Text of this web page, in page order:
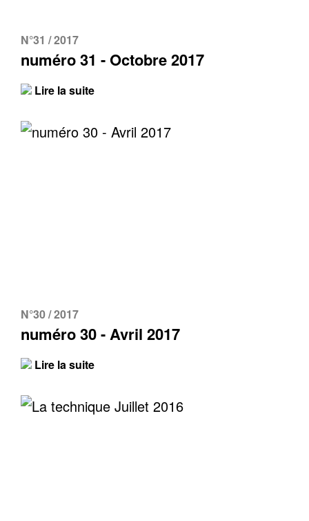
N°31 / 2017
numéro 31 - Octobre 2017
Lire la suite
N°30 / 2017
numéro 30 - Avril 2017
Lire la suite